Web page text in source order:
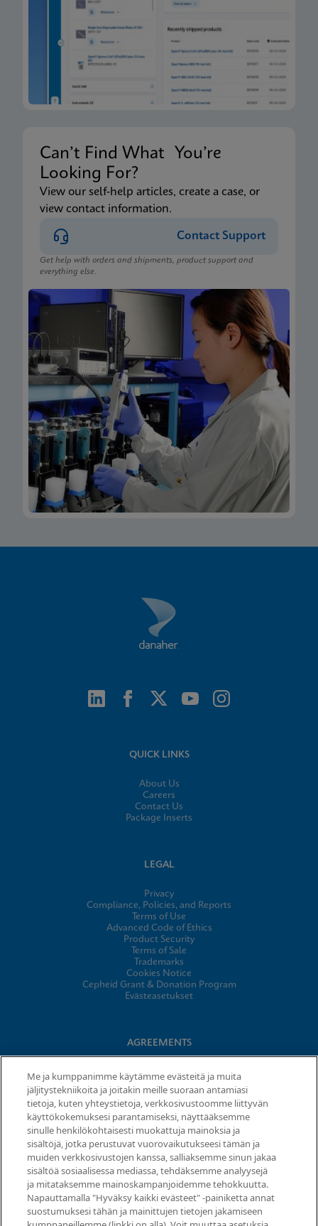
Can’t Find What You’re
Looking For?
View our self-help articles, create a case, or
view contact information.
Contact Support
Get help with orders and shipments, product support and
everything else.
QUICK LINKS
About Us
Careers
Contact Us
Package Inserts
LEGAL
Privacy
Compliance, Policies, and Reports
Terms of Use
Advanced Code of Ethics
Product Security
Terms of Sale
Trademarks
Cookies Notice
Cepheid Grant & Donation Program
Evästeasetukset
AGREEMENTS
Data Processing Agreement
Partner Communities
Information Security Terms and Conditions
© 2026 Cepheid. Cepheid®, the Cepheid logo, GeneXpert®,
Xpert®, and I-CORE® are trademarks of Cepheid, registered in
the U.S. and other countries.
Me ja kumppanimme käytämme evästeitä ja muita
jäljitystekniikoita ja joitakin meille suoraan antamiasi
tietoja, kuten yhteystietoja, verkkosivustoomme liittyvän
käyttökokemuksesi parantamiseksi, näyttääksemme
sinulle henkilökohtaisesti muokattuja mainoksia ja
sisältöjä, jotka perustuvat vuorovaikutukseesi tämän ja
muiden verkkosivustojen kanssa, salliaksemme sinun jakaa
sisältöä sosiaalisessa mediassa, tehdäksemme analyysejä
ja mitataksemme mainoskampanjoidemme tehokkuutta.
Napauttamalla "Hyväksy kaikki evästeet" -painiketta annat
suostumuksesi tähän ja mainittujen tietojen jakamiseen